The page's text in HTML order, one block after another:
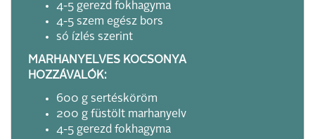
4-5 gerezd fokhagyma
4-5 szem egész bors
só ízlés szerint
MARHANYELVES KOCSONYA
HOZZÁVALÓK:
600 g sertésköröm
200 g füstölt marhanyelv
4-5 gerezd fokhagyma